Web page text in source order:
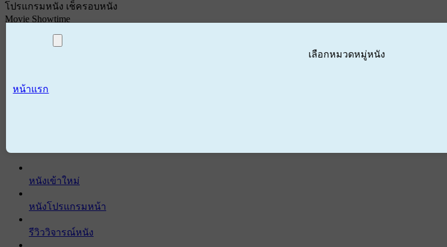
โปรแกรมหนัง เช็ครอบหนัง
Movie Showtime
หน้าแรก
เลือกหมวดหมู่หนัง
หนังเข้าใหม่
หนังโปรแกรมหน้า
รีวิววิจารณ์หนัง